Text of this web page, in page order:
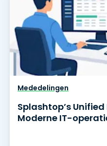
Mededelingen
Splashtop’s
Moderne IT-